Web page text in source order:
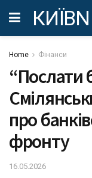
Home Фінанси
“Послати
про
фронту
16.05.2026